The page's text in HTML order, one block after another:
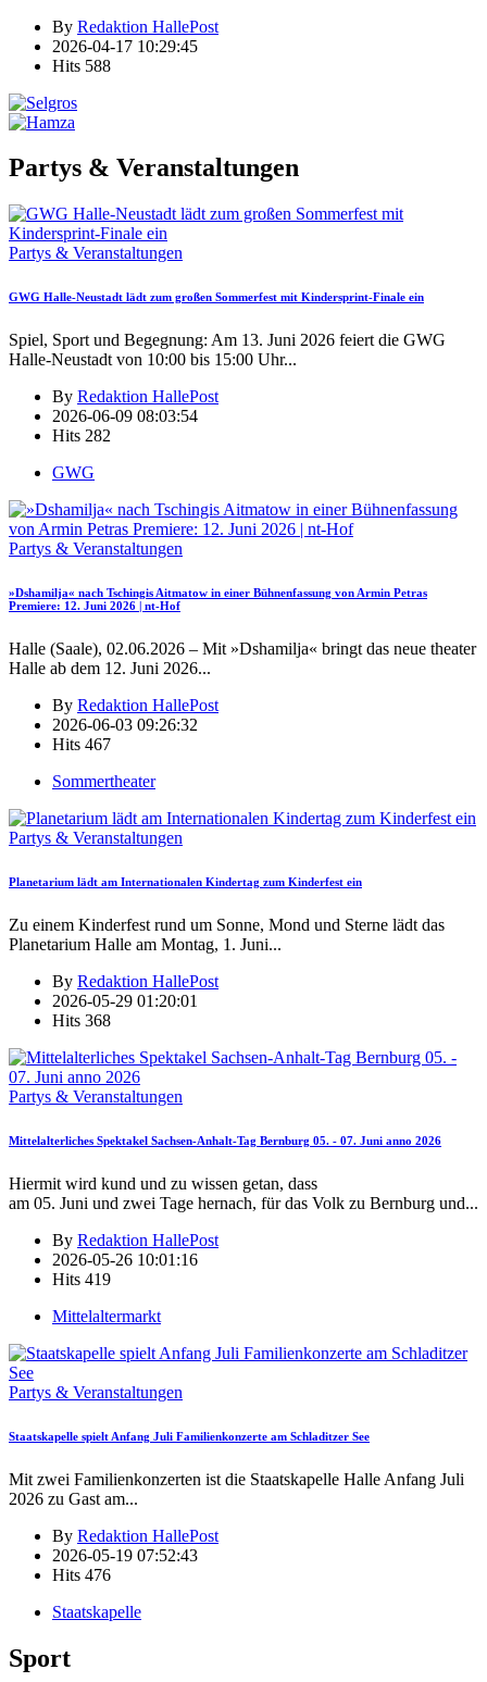
By Redaktion HallePost
2026-04-17 10:29:45
Hits 588
Partys & Veranstaltungen
Partys & Veranstaltungen
GWG Halle-Neustadt lädt zum großen Sommerfest mit Kindersprint-Finale ein
Spiel, Sport und Begegnung: Am 13. Juni 2026 feiert die GWG
Halle-Neustadt von 10:00 bis 15:00 Uhr...
By Redaktion HallePost
2026-06-09 08:03:54
Hits 282
GWG
Partys & Veranstaltungen
»Dshamilja« nach Tschingis Aitmatow in einer Bühnenfassung von Armin Petras
Premiere: 12. Juni 2026 | nt-Hof
Halle (Saale), 02.06.2026 – Mit »Dshamilja« bringt das neue theater
Halle ab dem 12. Juni 2026...
By Redaktion HallePost
2026-06-03 09:26:32
Hits 467
Sommertheater
Partys & Veranstaltungen
Planetarium lädt am Internationalen Kindertag zum Kinderfest ein
Zu einem Kinderfest rund um Sonne, Mond und Sterne lädt das
Planetarium Halle am Montag, 1. Juni...
By Redaktion HallePost
2026-05-29 01:20:01
Hits 368
Partys & Veranstaltungen
Mittelalterliches Spektakel Sachsen-Anhalt-Tag Bernburg 05. - 07. Juni anno 2026
Hiermit wird kund und zu wissen getan, dass
am 05. Juni und zwei Tage hernach, für das Volk zu Bernburg und...
By Redaktion HallePost
2026-05-26 10:01:16
Hits 419
Mittelaltermarkt
Partys & Veranstaltungen
Staatskapelle spielt Anfang Juli Familienkonzerte am Schladitzer See
Mit zwei Familienkonzerten ist die Staatskapelle Halle Anfang Juli
2026 zu Gast am...
By Redaktion HallePost
2026-05-19 07:52:43
Hits 476
Staatskapelle
Sport